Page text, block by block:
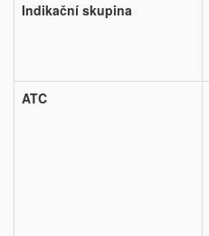
Indikační skupina
ATC